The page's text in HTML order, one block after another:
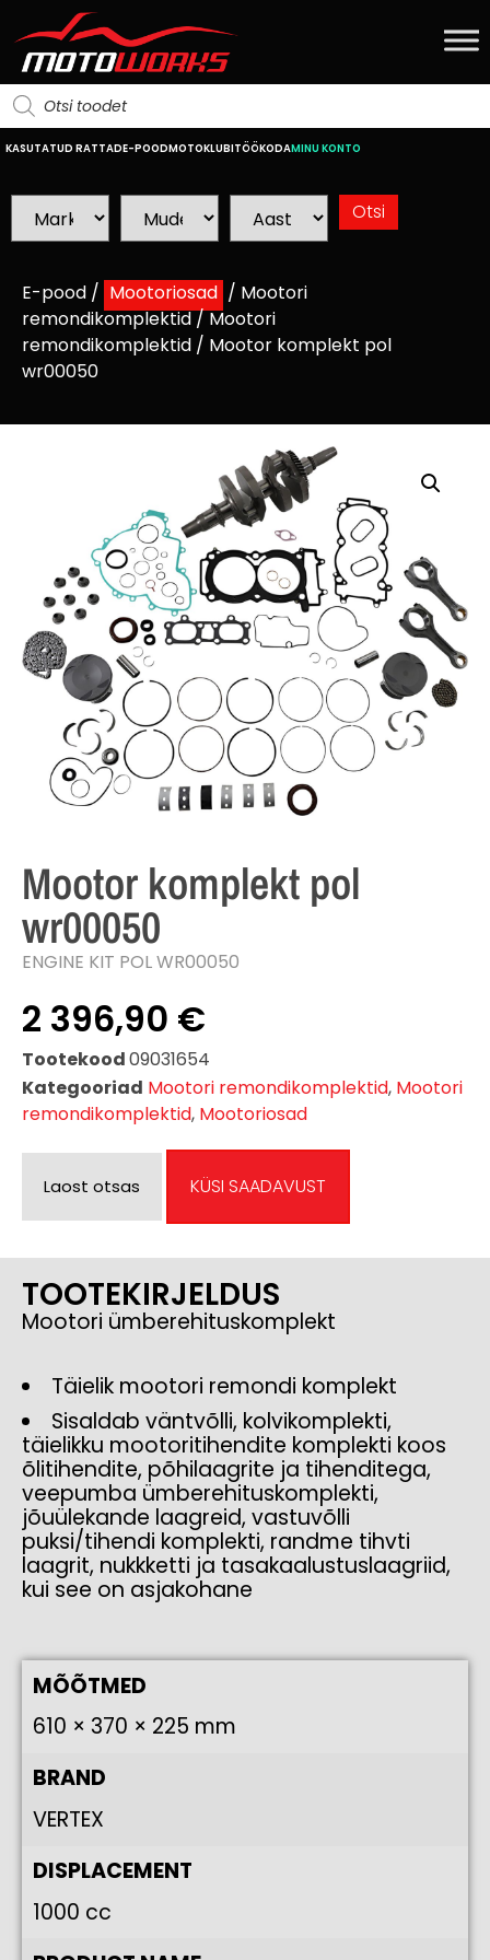
KASUTATUD RATTADE-POODMOTOKLUBITÖÖKODAMINU KONTO
E-pood / Mootoriosad / Mootori
remondikomplektid/Mootori
remondikomplektid / Mootor komplekt pol
wr00050
Mootor komplekt pol
wr00050
ENGINE KIT POL WR00050
2 396,90 €
Tootekood09031654
Kategooriad Mootori remondikomplektid, Mootori
remondikomplektid, Mootoriosad
Laost otsas KÜSI SAADAVUST
TOOTEKIRJELDUS
Mootori ümberehituskomplekt
Täielik mootori remondi komplekt
Sisaldab väntvõlli, kolvikomplekti,
täielikku mootoritihendite komplekti koos
õlitihendite, põhilaagrite ja tihenditega,
veepumba ümberehituskomplekti,
jõuülekande laagreid, vastuvõlli
puksi/tihendi komplekti, randme tihvti
laagrit, nukkketti ja tasakaalustuslaagriid,
kui see on asjakohane
MÕÕTMED
610 × 370 × 225 mm
BRAND
VERTEX
DISPLACEMENT
1000 cc